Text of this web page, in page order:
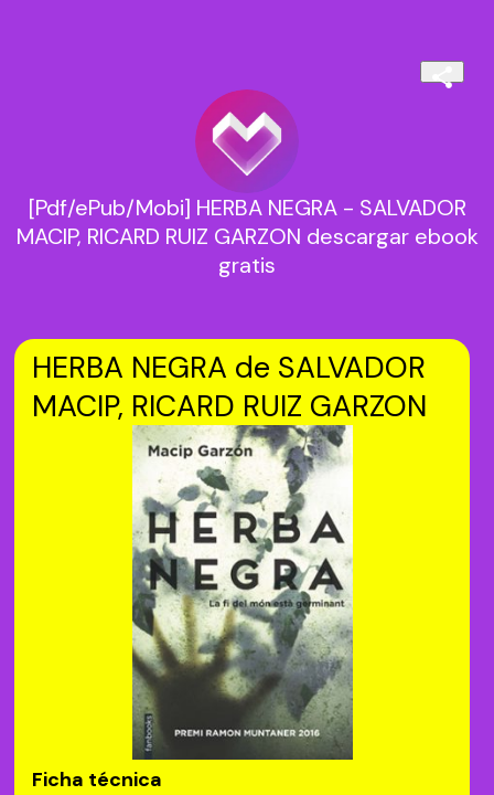
[Pdf/ePub/Mobi] HERBA NEGRA - SALVADOR
MACIP, RICARD RUIZ GARZON descargar ebook
gratis
HERBA NEGRA de SALVADOR
MACIP, RICARD RUIZ GARZON
Ficha técnica